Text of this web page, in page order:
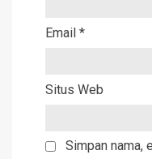
Email *
Situs Web
Simpan nama,